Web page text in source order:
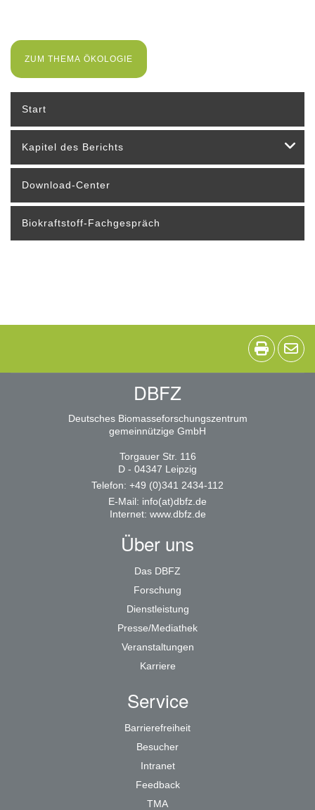
ZUM THEMA ÖKOLOGIE
Start
Kapitel des Berichts
Download-Center
Biokraftstoff-Fachgespräch
DBFZ
Deutsches Biomasseforschungszentrum
gemeinnützige GmbH
Torgauer Str. 116
D - 04347 Leipzig
Telefon: +49 (0)341 2434-112
E-Mail: info(at)dbfz.de
Internet: www.dbfz.de
Über uns
Das DBFZ
Forschung
Dienstleistung
Presse/Mediathek
Veranstaltungen
Karriere
Service
Barrierefreiheit
Besucher
Intranet
Feedback
TMA